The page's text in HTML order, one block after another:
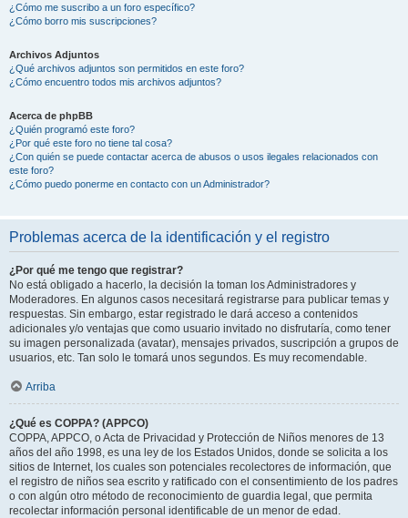
¿Cómo me suscribo a un foro específico?
¿Cómo borro mis suscripciones?
Archivos Adjuntos
¿Qué archivos adjuntos son permitidos en este foro?
¿Cómo encuentro todos mis archivos adjuntos?
Acerca de phpBB
¿Quién programó este foro?
¿Por qué este foro no tiene tal cosa?
¿Con quién se puede contactar acerca de abusos o usos ilegales relacionados con
este foro?
¿Cómo puedo ponerme en contacto con un Administrador?
Problemas acerca de la identificación y el registro
¿Por qué me tengo que registrar?
No está obligado a hacerlo, la decisión la toman los Administradores y
Moderadores. En algunos casos necesitará registrarse para publicar temas y
respuestas. Sin embargo, estar registrado le dará acceso a contenidos
adicionales y/o ventajas que como usuario invitado no disfrutaría, como tener
su imagen personalizada (avatar), mensajes privados, suscripción a grupos de
usuarios, etc. Tan solo le tomará unos segundos. Es muy recomendable.
Arriba
¿Qué es COPPA? (APPCO)
COPPA, APPCO, o Acta de Privacidad y Protección de Niños menores de 13
años del año 1998, es una ley de los Estados Unidos, donde se solicita a los
sitios de Internet, los cuales son potenciales recolectores de información, que
el registro de niños sea escrito y ratificado con el consentimiento de los padres
o con algún otro método de reconocimiento de guardia legal, que permita
recolectar información personal identificable de un menor de edad.